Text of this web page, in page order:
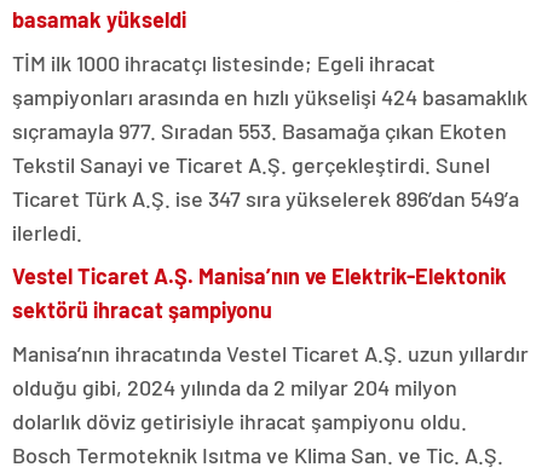
basamak yükseldi
TİM ilk 1000 ihracatçı listesinde; Egeli ihracat
şampiyonları arasında en hızlı yükselişi 424 basamaklık
sıçramayla 977. Sıradan 553. Basamağa çıkan Ekoten
Tekstil Sanayi ve Ticaret A.Ş. gerçekleştirdi. Sunel
Ticaret Türk A.Ş. ise 347 sıra yükselerek 896’dan 549’a
ilerledi.
Vestel Ticaret A.Ş. Manisa’nın ve Elektrik-Elektonik
sektörü ihracat şampiyonu
Manisa’nın ihracatında Vestel Ticaret A.Ş. uzun yıllardır
olduğu gibi, 2024 yılında da 2 milyar 204 milyon
dolarlık döviz getirisiyle ihracat şampiyonu oldu.
Bosch Termoteknik Isıtma ve Klima San. ve Tic. A.Ş.